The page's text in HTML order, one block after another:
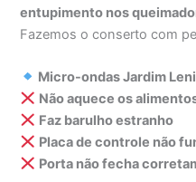
entupimento nos
Fazemos o conserto com
Micro-ondas Jardim
Não aquece os
Faz barulho estranho
Placa de controle não
Porta não fecha